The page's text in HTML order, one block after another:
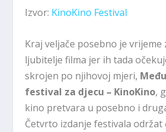
Izvor: KinoKino Festival
Kraj veljače posebno je vrijeme
ljubitelje filma jer ih tada
skrojen po njihovoj mjeri,
festival za djecu – KinoKino,
kino pretvara u posebno i
Četvrto izdanje festivala održat